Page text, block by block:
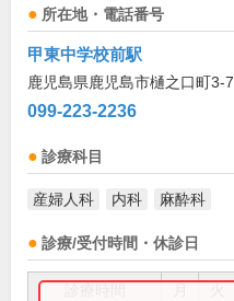
所在地・電話番号
甲東中学校前駅
鹿児島県鹿児島市樋之口町3-7
099-223-2236
診療科目
産婦人科 内科 麻酔科
診療/受付時間・休診日